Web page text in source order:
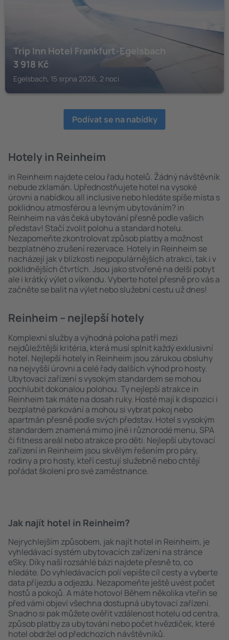
Trip Inn Hotel Frankfurt-Egelsbach
3 918 Kč
Egelsbach, 15 srpna 2026, 2 noci
Podívat se na nabídky
Hotely in Reinheim
in Reinheim najdete celou řadu hotelů. Žádný návštěvník
nebude zklamán. Upřednostňujete hotel na vysoké
úrovni a nabídkou all inclusive nebo hledáte spíše místa s
poklidnou atmosférou a levným ubytováním? in
Reinheim na vás čeká ubytování přesně podle vašich
představ! Stačí zvolit polohu a standard hotelu.
Nezapomeňte zkontrolovat způsob platby a možnost
bezplatného zrušení rezervace. Hotely in Reinheim se
nacházejí jak v blízkosti nejpopulárnějších atrakcí, tak i v
poklidnějších čtvrtích. Jsou jako stvořené na delší pobyt
ale i krátký výlet o víkendu. Vyberte hotel přesně pro vás a
začněte se balit na výlet nebo služební cestu už dnes!
Reinheim – nejlepší hotely
Komplexní služby a výhodná poloha patří mezi
nejdůležitější kritéria, která musí splnit každý exklusivní
hotel. Nejlepší hotely in Reinheim jsou zárukou obsluhy
na nejvyšší úrovni a celé řady dalších výhod pro hosty.
Ubytovací zařízení s vysokým standardem se mohou
pochlubit dokonalou polohou. Ty nejlepší atrakce in
Reinheim tak máte na dosah ruky. Hosté mají k dispozici i
bezplatné parkování a mohou si vybrat pokoj nebo
apartmán přesně podle svých představ. Hotel s vysokým
standardem znamená mimo jiné i různorodé menu, SPA
či fitness areál nebo atrakce pro děti. Nejlepší ubytovací
zařízení in Reinheim jsou skvělým řešením pro páry,
rodiny a pro hosty, kteří cestují služebně nebo chtějí
pořádat školení pro své zaměstnance.
Jak najít hotel in Reinheim?
Nejrychlejším způsobem, jak najít hotel in Reinheim, je
vyhledávací systém ubytovacích zařízení na stránce
eSky. Díky naší rozsáhlé bázi najdete přesně to, co
hledáte. Do vyhledávacích polí vepište cíl cesty a vyberte
data příjezdu a odjezdu. Nezapomeňte ještě uvést počet
hostů a pokojů. A máte hotovo! Během několika vteřin se
před vámi objeví všechna dostupná ubytovací zařízení.
Snadno si pak můžete ověřit vzdálenost hotelu od centra,
způsob platby za ubytování nebo počet hvězdiček, které
hotel obdržel od předchozích návštěvníků.